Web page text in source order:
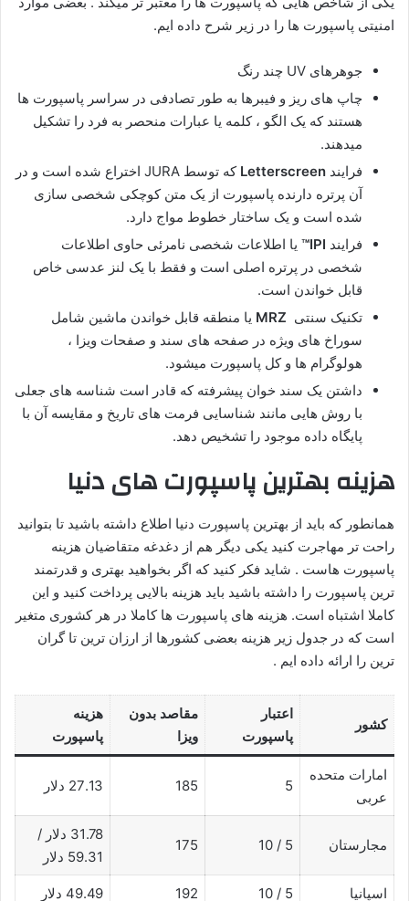
امنیتی پاسپورت ها را در زیر شرح داده ایم.
جوهرهای UV چند رنگ
چاپ های ریز و فیبرها به طور تصادفی در سراسر پاسپورت ها
هستند که یک الگو ، کلمه یا عبارات منحصر به فرد را تشکیل
میدهند.
فرایند
که توسط JURA اختراع شده است و در
آن پرتره دارنده پاسپورت از یک متن کوچکی شخصی سازی
شده است و یک ساختار خطوط مواج دارد.
فرایند IPI™
یا اطلاعات شخصی نامرئی حاوی اطلاعات
شخصی در پرتره اصلی است و فقط با یک لنز عدسی خاص
قابل خواندن است.
تکنیک سنتی
یا منطقه قابل خواندن ماشین شامل
سوراخ های ویژه در صفحه های سند و صفحات ویزا ،
هولوگرام ها و کل پاسپورت میشود.
داشتن یک سند خوان پیشرفته که قادر است شناسه های جعلی
با روش هایی مانند شناسایی فرمت های تاریخ و مقایسه آن با
پایگاه داده موجود را تشخیص دهد.
هزینه بهترین پاسپورت های دنیا
همانطور که باید از بهترین پاسپورت دنیا اطلاع داشته باشید تا بتوانید
راحت تر مهاجرت کنید یکی دیگر هم از دغدغه متقاضیان هزینه
پاسپورت هاست . شاید فکر کنید که اگر بخواهید بهتری و قدرتمند
ترین پاسپورت را داشته باشید باید هزینه بالایی پرداخت کنید و این
کاملا اشتباه است. هزینه های پاسپورت ها کاملا در هر کشوری متغیر
است که در جدول زیر هزینه بعضی کشورها از ارزان ترین تا گران
ترین را ارائه داده ایم .
کشور
اعتبار
پاسپورت
مقاصد بدون
ویزا
هزینه
پاسپورت
امارات متحده
عربی
5
185 27.13 دلار
مجارستان 5 / 10
175
31.78 دلار /
59.31 دلار
اسپانیا 5 / 10
192 49.49 دلار